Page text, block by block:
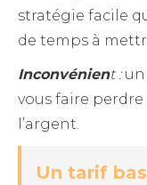
stratégie facile
de temps à
Inconvénient :un
vous faire
l’argent.
Un tarif